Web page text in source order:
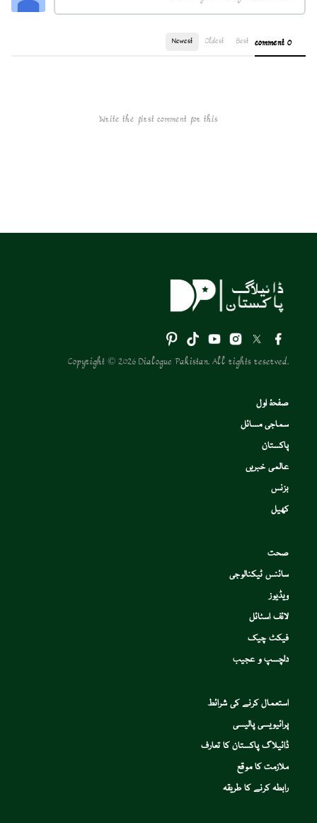
0 comment
Best
Oldest
Newest
Write the first comment for this!
Copyright © 2026 Dialogue Pakistan. All rights reserved.
صفحۂ اول
سماجی مسائل
پاکستان
عالمی خبریں
بزنس
کھیل
صحت
سائنس ٹیکنالوجی
ویڈیوز
لائف اسٹائل
فیکٹ چیک
دلچسپ و عجیب
استعمال کرنے کی شرائط
پرائیویسی پالیسی
ڈائیلاگ پاکستان کا تعارف
ملازمت کا موقع
رابطہ کرنے کا طریقہ